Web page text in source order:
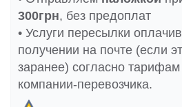
300грн, без предоплат
• Услуги пересылки
получении на почте (если
заранее) согласно
компании-перевозчика.